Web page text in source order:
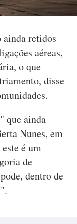
ainda retidos
aéreas,
o que
disse
que ainda
Nunes, em
é um
de
dentro de